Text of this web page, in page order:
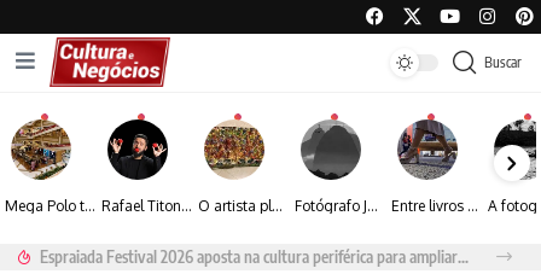
Buscar
Mega Polo transforma lançamento de coleção em plataforma nacional de negócios e projeta crescimento de mais de 15% Rafael Titonelly leva magia e acolhimento a crianças em tratamento oncológico em Juiz de Fora O artista plástico Jorge Luiz transforma sustentabilidade e criatividade em arte contemporânea Fotógrafo José Roberto apresenta um olhar sensível sobre arquitetura, formas e luz na fotografia Entre livros e fotografia autoral, Sebastião Reis consolida uma trajetória marcada pelo olhar artístico
Espraiada Festival 2026 aposta na cultura periférica para ampliar oportunidades na zona sul